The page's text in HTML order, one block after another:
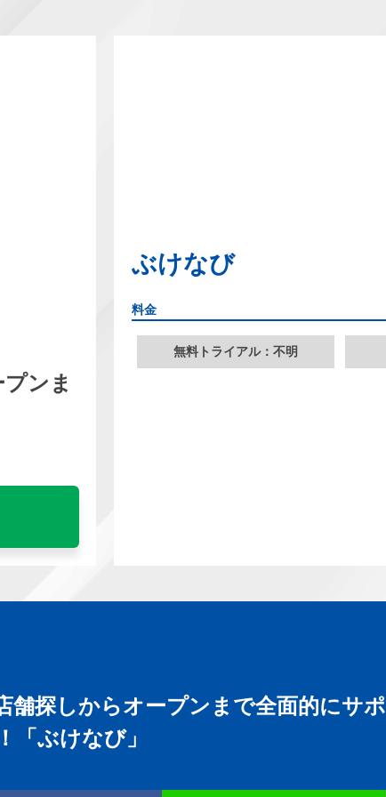
ンま
ぶけなび
料金
無料トライアル：不明
舗探しからオープンまで全面的にサポ
「ぶけなび」